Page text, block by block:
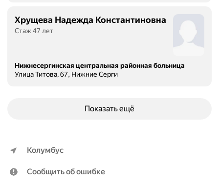
е
В
И
П
Хрущева Надежда Константиновна
Стаж 47 лет
Нижнесергинская центральная районная больница
Улица Титова, 67, Нижние Серги
Показать ещё
Колумбус
Сообщить об ошибке